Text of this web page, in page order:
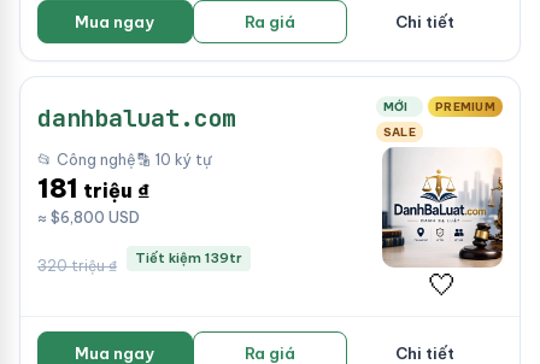
Mua ngay Ra giá Chi tiết
danhbaluat.com MỚI
PREMIUM
SALE
📂 Công nghệ🔡 10 ký tự
181 triệu ₫
≈ $6,800 USD
320 triệu ₫ Tiết kiệm 139tr
🤍
Mua ngay Ra giá Chi tiết